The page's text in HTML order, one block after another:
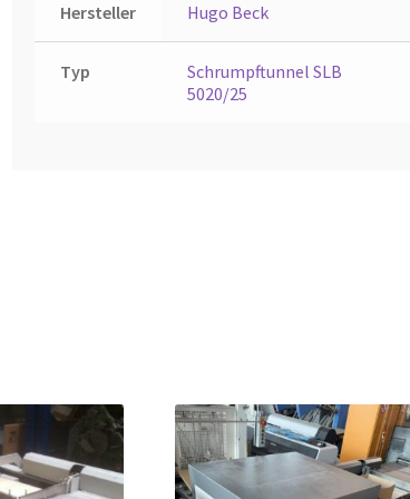
Hersteller Hugo Beck
Typ
Schrumpftunnel SLB
5020/25